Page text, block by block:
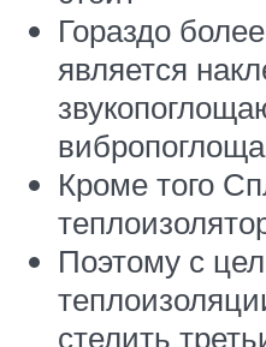
Гораздо
является
Кроме того
Поэтому с
стелить